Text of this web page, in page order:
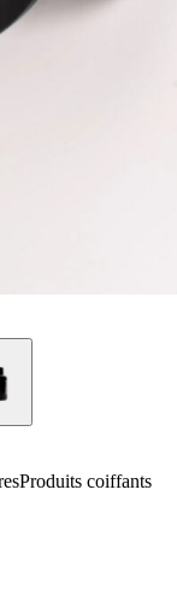
Produits coiffants